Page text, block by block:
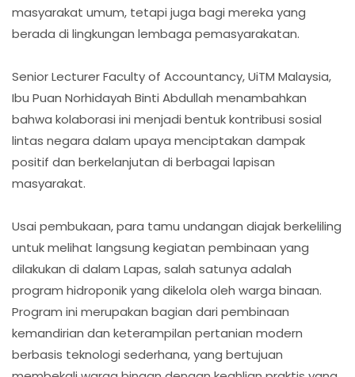
masyarakat umum, tetapi juga bagi mereka yang
berada di lingkungan lembaga pemasyarakatan.
Senior Lecturer Faculty of Accountancy, UiTM Malaysia,
Ibu Puan Norhidayah Binti Abdullah menambahkan
bahwa kolaborasi ini menjadi bentuk kontribusi sosial
lintas negara dalam upaya menciptakan dampak
positif dan berkelanjutan di berbagai lapisan
masyarakat.
Usai pembukaan, para tamu undangan diajak berkeliling
untuk melihat langsung kegiatan pembinaan yang
dilakukan di dalam Lapas, salah satunya adalah
program hidroponik yang dikelola oleh warga binaan.
Program ini merupakan bagian dari pembinaan
kemandirian dan keterampilan pertanian modern
berbasis teknologi sederhana, yang bertujuan